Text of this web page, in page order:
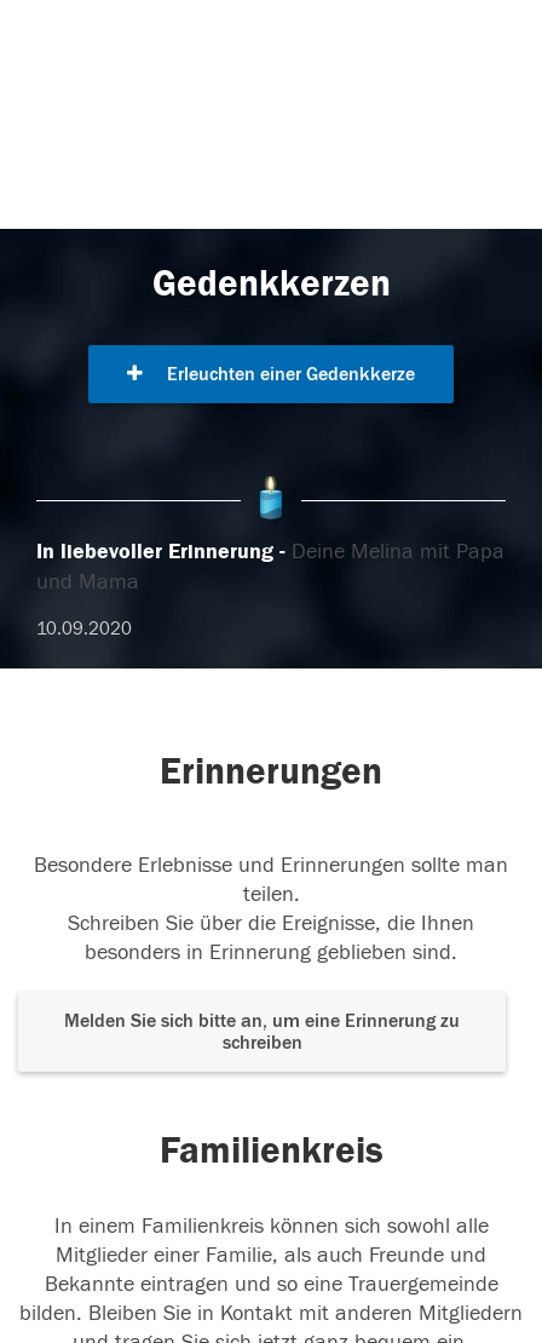
Gedenkkerzen
Erleuchten einer Gedenkkerze
In liebevoller Erinnerung
Deine Melina mit Papa
und Mama
10.09.2020
Erinnerungen
Besondere Erlebnisse und Erinnerungen sollte man
teilen.
Schreiben Sie über die Ereignisse, die Ihnen
besonders in Erinnerung geblieben sind.
Melden Sie sich bitte an, um eine Erinnerung zu
schreiben
Familienkreis
In einem Familienkreis können sich sowohl alle
Mitglieder einer Familie, als auch Freunde und
Bekannte eintragen und so eine Trauergemeinde
bilden. Bleiben Sie in Kontakt mit anderen Mitgliedern